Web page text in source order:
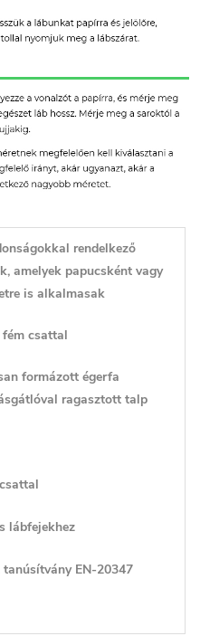
rendelkező
amelyek papucsként vagy
is alkalmasak
csattal
formázott égerfa
ragasztott talp
lábfejekhez
EN-20347